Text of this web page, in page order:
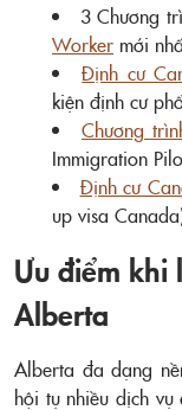
3 Chương
Worker mới
Định cư
kiện định cư
Chương
Immigration
Định cư
up visa
Ưu điểm khi
Alberta
Alberta đa dạng
hội tụ nhiều dịch